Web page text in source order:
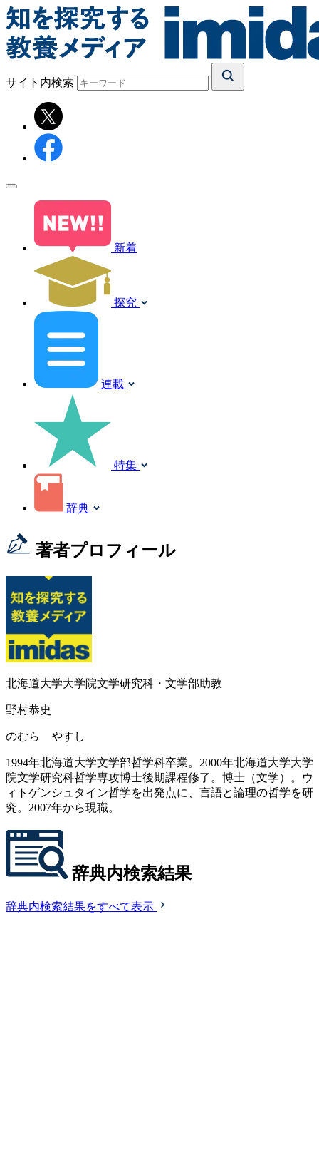
サイト内検索
新着
探究
連載
特集
辞典
著者プロフィール
北海道大学大学院文学研究科・文学部助教
野村恭史
のむら やすし
1994年北海道大学文学部哲学科卒業。2000年北海道大学大学
院文学研究科哲学専攻博士後期課程修了。博士（文学）。ウ
ィトゲンシュタイン哲学を出発点に、言語と論理の哲学を研
究。2007年から現職。
辞典内検索結果
辞典内検索結果をすべて表示